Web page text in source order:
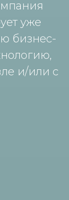
уже
бизнес-
и/или с